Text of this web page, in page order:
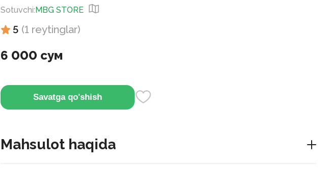
Sotuvchi:MBG STORE
5 (1 reytinglar)
6 000 сум
Savatga qo'shish
Mahsulot haqida